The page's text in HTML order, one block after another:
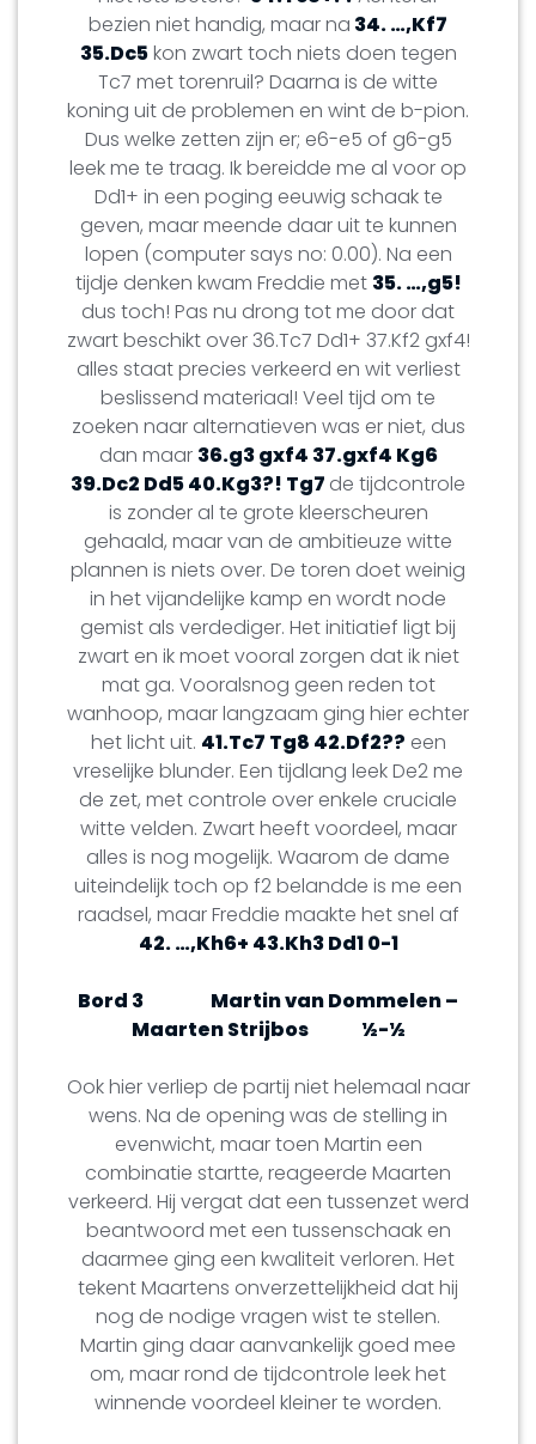
bezien niet handig, maar na 34. …,Kf7
35.Dc5kon zwart toch niets doen tegen
Tc7 met torenruil? Daarna is de witte
koning uit de problemen en wint de b-pion.
Dus welke zetten zijn er; e6-e5 of g6-g5
leek me te traag. Ik bereidde me al voor op
Dd1+ in een poging eeuwig schaak te
geven, maar meende daar uit te kunnen
lopen (computer says no: 0.00). Na een
tijdje denken kwam Freddie met 35. …,g5!
dus toch! Pas nu drong tot me door dat
zwart beschikt over 36.Tc7 Dd1+ 37.Kf2 gxf4!
alles staat precies verkeerd en wit verliest
beslissend materiaal! Veel tijd om te
zoeken naar alternatieven was er niet, dus
dan maar 36.g3 gxf4 37.gxf4 Kg6
39.Dc2 Dd5 40.Kg3?! Tg7 de tijdcontrole
is zonder al te grote kleerscheuren
gehaald, maar van de ambitieuze witte
plannen is niets over. De toren doet weinig
in het vijandelijke kamp en wordt node
gemist als verdediger. Het initiatief ligt bij
zwart en ik moet vooral zorgen dat ik niet
mat ga. Vooralsnog geen reden tot
wanhoop, maar langzaam ging hier echter
het licht uit. 41.Tc7 Tg8 42.Df2?? een
vreselijke blunder. Een tijdlang leek De2 me
de zet, met controle over enkele cruciale
witte velden. Zwart heeft voordeel, maar
alles is nog mogelijk. Waarom de dame
uiteindelijk toch op f2 belandde is me een
raadsel, maar Freddie maakte het snel af
42. …,Kh6+ 43.Kh3 Dd1 0-1
Bord 3
Martin van Dommelen –
Maarten Strijbos
½-½
Ook hier verliep de partij niet helemaal naar
wens. Na de opening was de stelling in
evenwicht, maar toen Martin een
combinatie startte, reageerde Maarten
verkeerd. Hij vergat dat een tussenzet werd
beantwoord met een tussenschaak en
daarmee ging een kwaliteit verloren. Het
tekent Maartens onverzettelijkheid dat hij
nog de nodige vragen wist te stellen.
Martin ging daar aanvankelijk goed mee
om, maar rond de tijdcontrole leek het
winnende voordeel kleiner te worden.